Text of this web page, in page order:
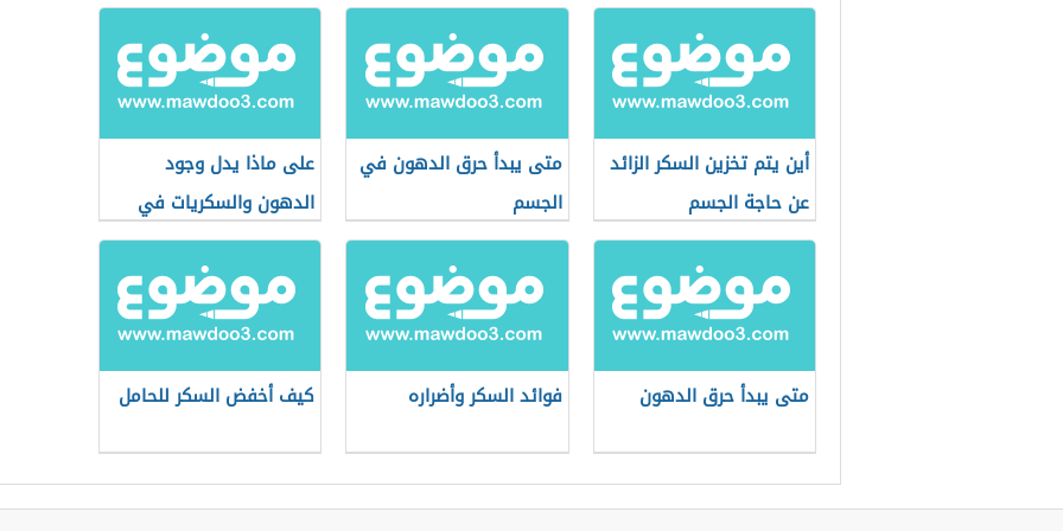
أين يتم تخزين السكر الزائد
عن حاجة الجسم
متى يبدأ حرق الدهون في
الجسم
على ماذا يدل وجود
الدهون والسكريات في
قمة الهرم الغذائي
متى يبدأ حرق الدهون فوائد السكر وأضراره كيف أخفض السكر للحامل